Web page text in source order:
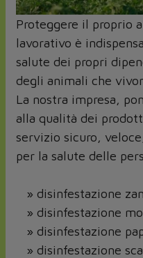
Proteggere il proprio
lavorativo è
salute dei propri
degli animali che
La nostra impresa,
alla qualità dei
servizio sicuro,
per la salute delle
» disinfestazione
» disinfestazione
» disinfestazione
» disinfestazione